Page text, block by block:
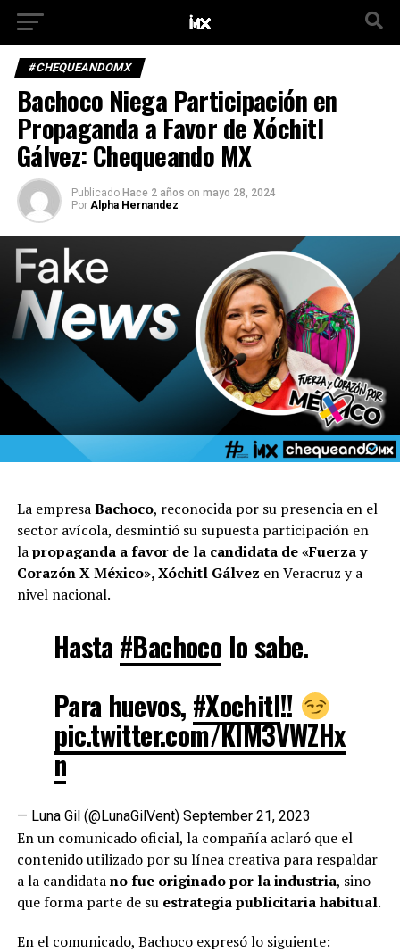
#CHEQUEANDOMX
Bachoco Niega Participación en
Propaganda a Favor de Xóchitl
Gálvez: Chequeando MX
Publicado Hace 2 años on mayo 28, 2024
Por Alpha Hernandez
La empresaBachoco, reconocida por su presencia en el
sector avícola, desmintió su supuesta participación en
lapropaganda a favor de la candidata de «Fuerza y
Corazón X México», Xóchitl Gálvez en Veracruz y a
nivel nacional.
Hasta #Bachoco lo sabe.
Para huevos, #Xochitl!!
pic.twitter.com/KlM3VWZHx
n
— Luna Gil (@LunaGilVent) September 21, 2023
En un comunicado oficial, la compañía aclaró que el
contenido utilizado por su línea creativa para respaldar
a la candidatano fue originado por la industria, sino
que forma parte de su estrategia publicitaria habitual.
En el comunicado, Bachoco expresó lo siguiente: